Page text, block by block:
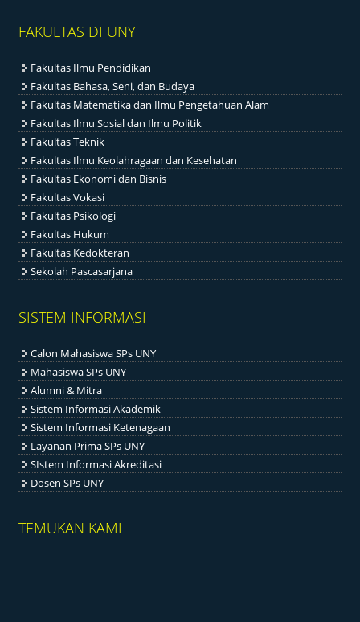
FAKULTAS DI UNY
Fakultas Ilmu Pendidikan
Fakultas Bahasa, Seni, dan Budaya
Fakultas Matematika dan Ilmu Pengetahuan Alam
Fakultas Ilmu Sosial dan Ilmu Politik
Fakultas Teknik
Fakultas Ilmu Keolahragaan dan Kesehatan
Fakultas Ekonomi dan Bisnis
Fakultas Vokasi
Fakultas Psikologi
Fakultas Hukum
Fakultas Kedokteran
Sekolah Pascasarjana
SISTEM INFORMASI
Calon Mahasiswa SPs UNY
Mahasiswa SPs UNY
Alumni & Mitra
Sistem Informasi Akademik
Sistem Informasi Ketenagaan
Layanan Prima SPs UNY
SIstem Informasi Akreditasi
Dosen SPs UNY
TEMUKAN KAMI